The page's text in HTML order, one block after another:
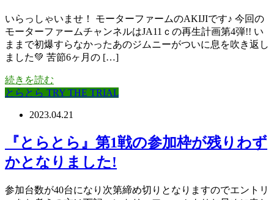
いらっしゃいませ！ モーターファームのAKIJIです♪ 今回の
モーターファームチャンネルはJA11ｃの再生計画第4弾!! い
ままで初爆すらなかったあのジムニーがついに息を吹き返し
ました💚 苦節6ヶ月の […]
続きを読む
とらとら TRY THE TRIAL
2023.04.21
『とらとら』第1戦の参加枠が残りわず
かとなりました!
参加台数が40台になり次第締め切りとなりますのでエントリ